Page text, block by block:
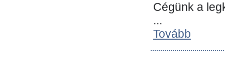
Cégünk a
...
Tovább